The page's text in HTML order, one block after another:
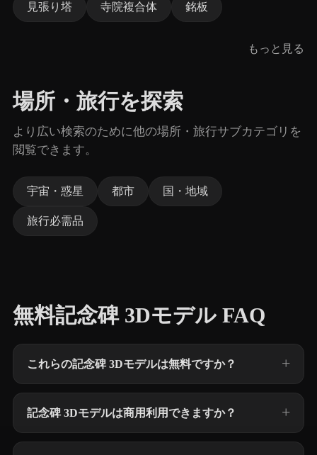
見張り塔 寺院複合体 銘板
もっと見る
場所・旅行を探索
より広い検索のために他の場所・旅行サブカテゴリを
閲覧できます。
宇宙・惑星 都市 国・地域
旅行必需品
無料記念碑 3Dモデル FAQ
これらの記念碑 3Dモデルは無料ですか？
記念碑 3Dモデルは商用利用できますか？